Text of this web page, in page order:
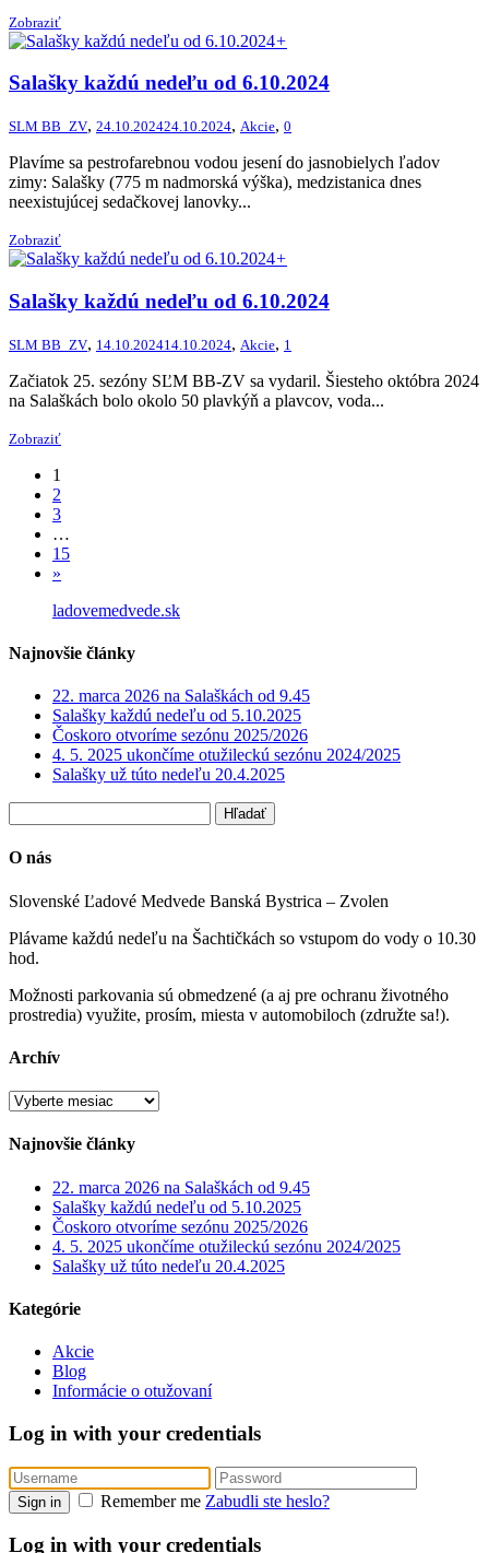
Zobraziť
+
Salašky každú nedeľu od 6.10.2024
SLM BB_ZV, 24.10.202424.10.2024, Akcie, 0
Plavíme sa pestrofarebnou vodou jesení do jasnobielych ľadov
zimy: Salašky (775 m nadmorská výška), medzistanica dnes
neexistujúcej sedačkovej lanovky...
Zobraziť
+
Salašky každú nedeľu od 6.10.2024
SLM BB_ZV, 14.10.202414.10.2024, Akcie, 1
Začiatok 25. sezóny SĽM BB-ZV sa vydaril. Šiesteho októbra 2024
na Salaškách bolo okolo 50 plavkýň a plavcov, voda...
Zobraziť
1
2
3
…
15
»
ladovemedvede.sk
Najnovšie články
22. marca 2026 na Salaškách od 9.45
Salašky každú nedeľu od 5.10.2025
Čoskoro otvoríme sezónu 2025/2026
4. 5. 2025 ukončíme otužileckú sezónu 2024/2025
Salašky už túto nedeľu 20.4.2025
O nás
Slovenské Ľadové Medvede Banská Bystrica – Zvolen
Plávame každú nedeľu na Šachtičkách so vstupom do vody o 10.30
hod.
Možnosti parkovania sú obmedzené (a aj pre ochranu životného
prostredia) využite, prosím, miesta v automobiloch (združte sa!).
Archív
Archív
Najnovšie články
22. marca 2026 na Salaškách od 9.45
Salašky každú nedeľu od 5.10.2025
Čoskoro otvoríme sezónu 2025/2026
4. 5. 2025 ukončíme otužileckú sezónu 2024/2025
Salašky už túto nedeľu 20.4.2025
Kategórie
Akcie
Blog
Informácie o otužovaní
Log in with your credentials
Sign in Remember me Zabudli ste heslo?
Log in with your credentials